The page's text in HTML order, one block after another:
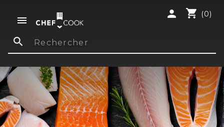

shopping_cart (0)
person
search